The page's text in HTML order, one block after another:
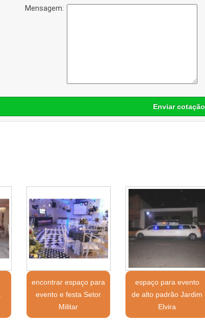
Mensagem:
Enviar cotação
encontrar espaço para
evento e festa Setor
Militar
espaço para evento
de alto padrão Jardim
Elvira